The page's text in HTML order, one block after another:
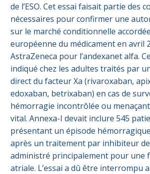
de l’ESO. Cet essai faisait partie des
nécessaires pour confirmer une
sur le marché conditionnelle
européenne du médicament en avril
AstraZeneca pour l’andexanet alfa.
indiqué chez les adultes traités par
direct du facteur Xa (rivaroxaban,
edoxaban, betrixaban) en cas de
hémorragie incontrôlée ou
vital. Annexa-I devait inclure 545
présentant un épisode
après un traitement par inhibiteur
administré principalement pour une
atriale. L’essai a dû être interrompu